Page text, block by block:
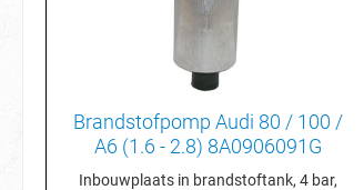
Brandstofpomp Audi 80 / 100 /
A6 (1.6 - 2.8) 8A0906091G
Inbouwplaats in brandstoftank, 4 bar,